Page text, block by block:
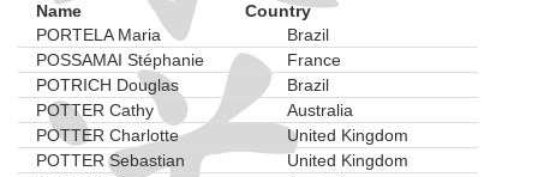
Name
Country
PORTELA Maria
Brazil
POSSAMAI Stéphanie
France
POTRICH Douglas
Brazil
POTTER Cathy
Australia
POTTER Charlotte
United Kingdom
POTTER Sebastian
United Kingdom